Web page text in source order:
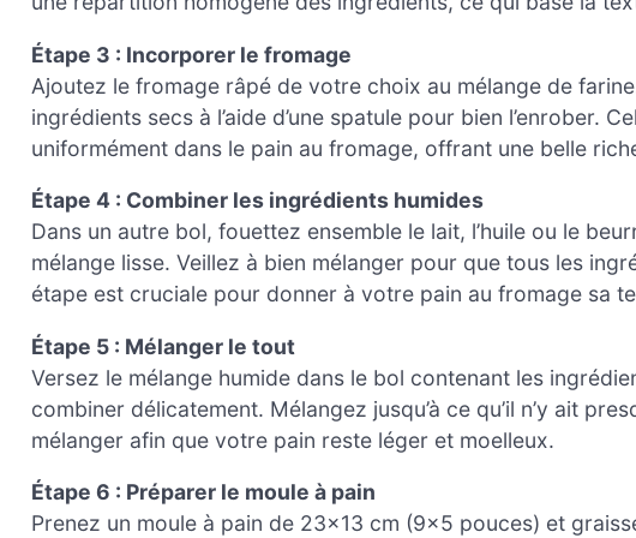
Étape 3 : Incorporer le fromage
Ajoutez le fromage râpé de votre choix au mélange de
ingrédients secs à l’aide d’une spatule pour bien l’enrober.
uniformément dans le pain au fromage, offrant une belle
Étape 4 : Combiner les ingrédients humides
Dans un autre bol, fouettez ensemble le lait, l’huile ou le
mélange lisse. Veillez à bien mélanger pour que tous les
étape est cruciale pour donner à votre pain au fromage sa
Étape 5 : Mélanger le tout
Versez le mélange humide dans le bol contenant les
combiner délicatement. Mélangez jusqu’à ce qu’il n’y ait
mélanger afin que votre pain reste léger et moelleux.
Étape 6 : Préparer le moule à pain
Prenez un moule à pain de 23×13 cm (9×5 pouces) et